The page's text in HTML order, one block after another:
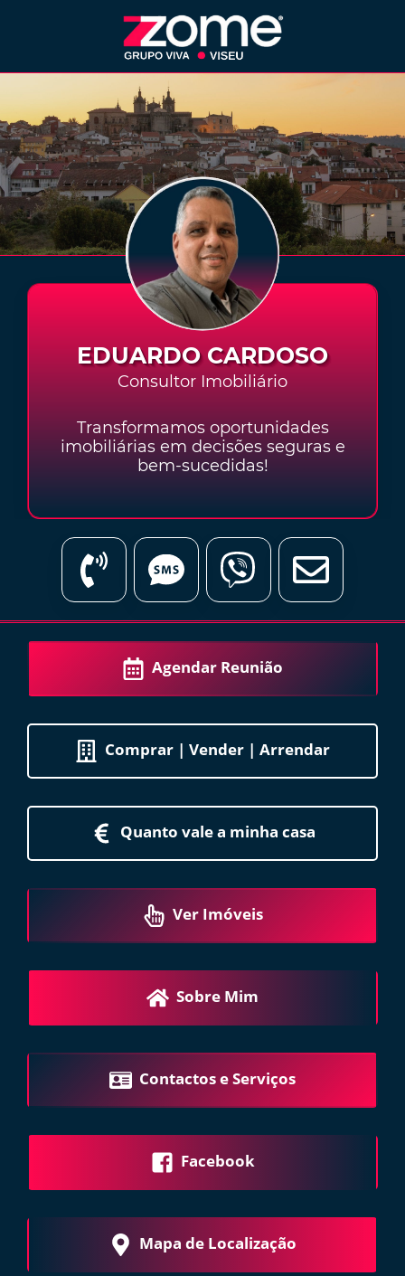
EDUARDO CARDOSO
Consultor Imobiliário
Transformamos oportunidades
imobiliárias em decisões seguras e
bem-sucedidas!
Agendar Reunião
Comprar | Vender | Arrendar
Quanto vale a minha casa
Ver Imóveis
Sobre Mim
Contactos e Serviços
Facebook
Mapa de Localização